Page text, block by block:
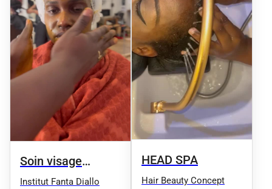
Soin visage
gommage peau
Institut Fanta Diallo
HEAD SPA
Hair Beauty Concept